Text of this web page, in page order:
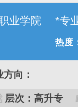
业学院 *专
热度
方向：
层次：高升专